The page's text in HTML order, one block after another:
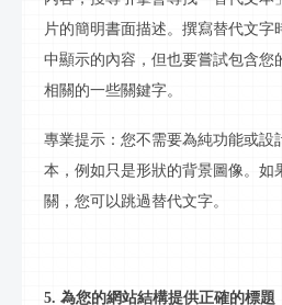
片的簡明書面描述。撰寫替代文字
中顯示的內容，但也要嘗試包含您
相關的一些關鍵字。
專業提示：您不需要為純功能或設
本，例如只是形狀的背景圖像。如
關，您可以跳過替代文字。
5. 為您的網站結構提供正確的標題